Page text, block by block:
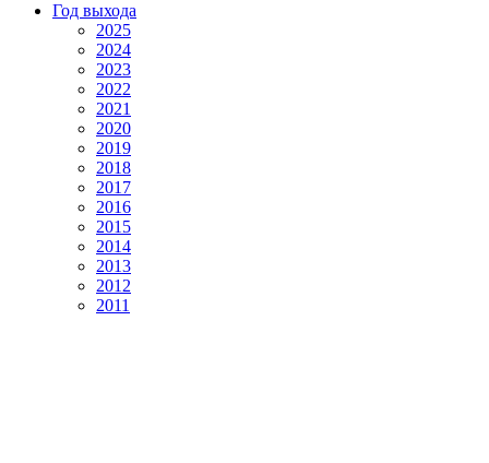
Год выхода
2025
2024
2023
2022
2021
2020
2019
2018
2017
2016
2015
2014
2013
2012
2011